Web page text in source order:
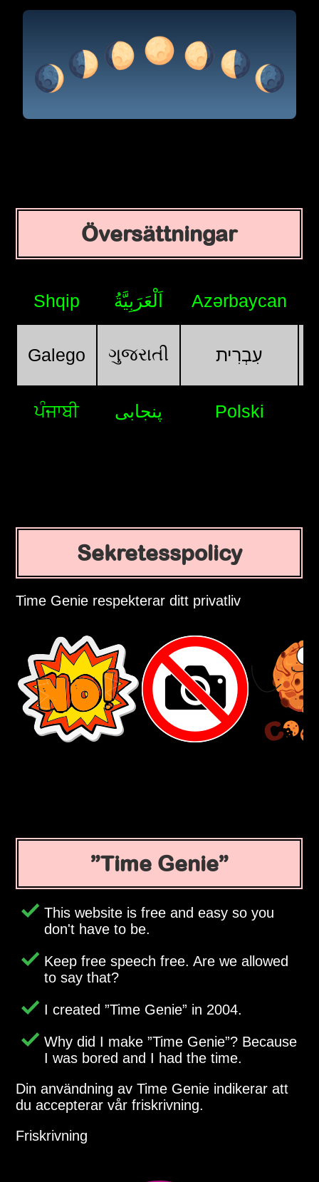
Översättningar
Shqip اَلْعَرَبِيَّةُ Azərbaycan
Galego ગુજરાતી עִבְרִית
ਪੰਜਾਬੀ پنجابی Polski
Sekretesspolicy
Time Genie respekterar ditt privatliv
Time Genie
This website is free and easy so you
don't have to be.
Keep free speech free. Are we allowed
to say that?
I created Time Genie in 2004.
Why did I make Time Genie ? Because
I was bored and I had the time.
Din användning av Time Genie indikerar att
du accepterar vår friskrivning.
Friskrivning